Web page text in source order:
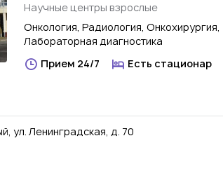
Научные центры взрослые
Онкология, Радиология, Онкохирургия,
Лабораторная диагностика
Прием 24/7
Есть стационар
ул. Ленинградская, д. 70